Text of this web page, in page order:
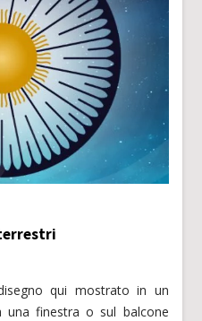
qui mostrato in un
una finestra o sul balcone